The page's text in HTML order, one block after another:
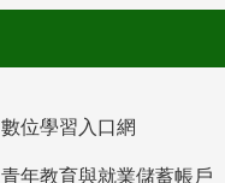
數位學習入口網
青年教育與就業儲蓄帳戶